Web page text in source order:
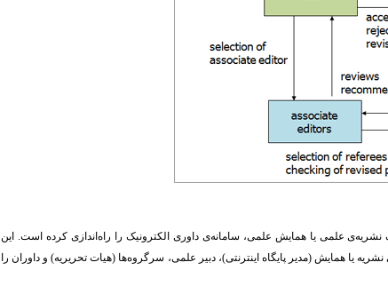
علمی یا همایش علمی، سامانه‌ی داوری الکترونیک را راه‌اندازی کرده است. این
یا همایش (مدیر پایگاه اینترنتی)، دبیر علمی، سرگروه‌ها (هیات تحریریه) و داوران را